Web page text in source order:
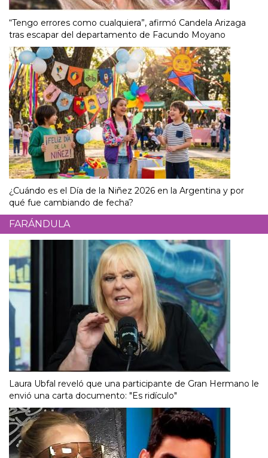
“Tengo errores como cualquiera”, afirmó Candela Arizaga
tras escapar del departamento de Facundo Moyano
¿Cuándo es el Día de la Niñez 2026 en la Argentina y por
qué fue cambiando de fecha?
FARÁNDULA
Laura Ubfal reveló que una participante de Gran Hermano le
envió una carta documento: "Es ridículo"